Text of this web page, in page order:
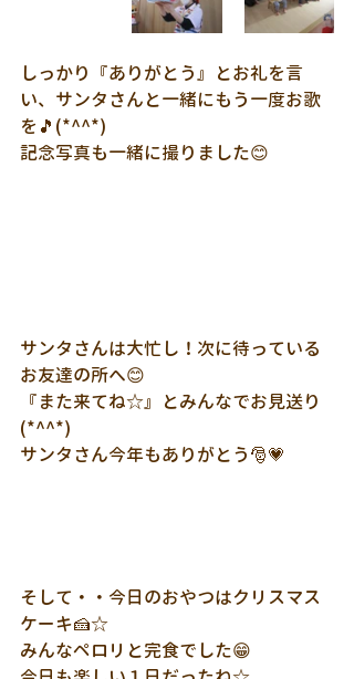
しっかり『ありがとう』とお礼を言
い、サンタさんと一緒にもう一度お歌
を🎵(*^^*)
記念写真も一緒に撮りました😊
サンタさんは大忙し！次に待っている
お友達の所へ😊
『また来てね☆』とみんなでお見送り
(*^^*)
サンタさん今年もありがとう🎅💗
そして・・今日のおやつはクリスマス
ケーキ🍰☆
みんなペロリと完食でした😁